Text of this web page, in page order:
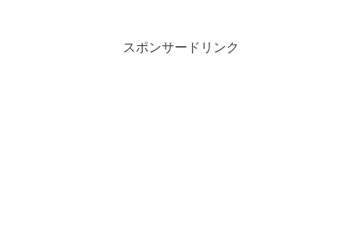
スポンサードリンク